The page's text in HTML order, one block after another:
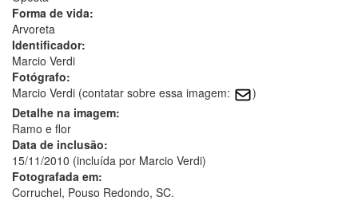
Forma de vida:
Arvoreta
Identificador:
Marcio Verdi
Fotógrafo:
Marcio Verdi (contatar sobre essa imagem:
)
Detalhe na imagem:
Ramo e flor
Data de inclusão:
15/11/2010 (incluída por Marcio Verdi)
Fotografada em:
Corruchel, Pouso Redondo, SC.